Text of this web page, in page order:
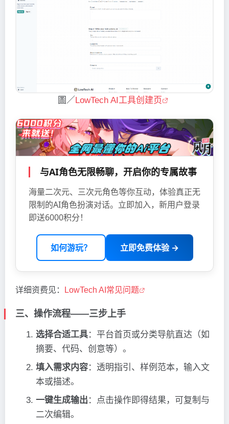
圖／LowTech AI工具创建页
与AI角色无限畅聊，开启你的专属故事
海量二次元、三次元角色等你互动，体验真正无
限制的AI角色扮演对话。立即加入，新用户登录
即送6000积分！
如何游玩？ 立即免费体验 →
详细资费见： LowTech AI常见问题
三、操作流程——三步上手
选择合适工具：平台首页或分类导航直达（如
摘要、代码、创意等）。
填入需求内容：透明指引、样例范本，输入文
本或描述。
一键生成输出 ：点击操作即得结果，可复制与
二次编辑。